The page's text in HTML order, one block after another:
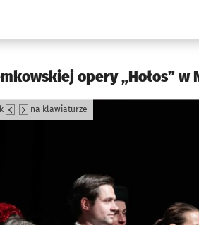
podserwis: Kultura
opery „Hołos” w
na klawiaturze